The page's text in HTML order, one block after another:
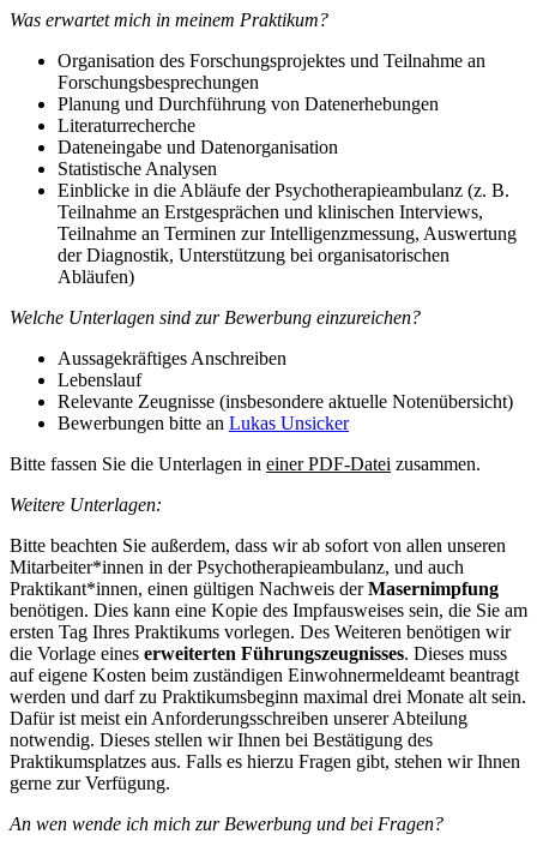
Was erwartet mich in meinem Praktikum?
Organisation des Forschungsprojektes und Teilnahme an
Forschungsbesprechungen
Planung und Durchführung von Datenerhebungen
Literaturrecherche
Dateneingabe und Datenorganisation
Statistische Analysen
Einblicke in die Abläufe der Psychotherapieambulanz (z. B.
Teilnahme an Erstgesprächen und klinischen Interviews,
Teilnahme an Terminen zur Intelligenzmessung, Auswertung
der Diagnostik, Unterstützung bei organisatorischen
Abläufen)
Welche Unterlagen sind zur Bewerbung einzureichen?
Aussagekräftiges Anschreiben
Lebenslauf
Relevante Zeugnisse (insbesondere aktuelle Notenübersicht)
Bewerbungen bitte an Lukas Unsicker
Bitte fassen Sie die Unterlagen in einer PDF-Datei zusammen.
Weitere Unterlagen:
Bitte beachten Sie außerdem, dass wir ab sofort von allen unseren
Mitarbeiter*innen in der Psychotherapieambulanz, und auch
Praktikant*innen, einen gültigen Nachweis derMasernimpfung
benötigen. Dies kann eine Kopie des Impfausweises sein, die Sie am
ersten Tag Ihres Praktikums vorlegen. Des Weiteren benötigen wir
die Vorlage eines erweiterten Führungszeugnisses. Dieses muss
auf eigene Kosten beim zuständigen Einwohnermeldeamt beantragt
werden und darf zu Praktikumsbeginn maximal drei Monate alt sein.
Dafür ist meist ein Anforderungsschreiben unserer Abteilung
notwendig. Dieses stellen wir Ihnen bei Bestätigung des
Praktikumsplatzes aus. Falls es hierzu Fragen gibt, stehen wir Ihnen
gerne zur Verfügung.
An wen wende ich mich zur Bewerbung und bei Fragen?